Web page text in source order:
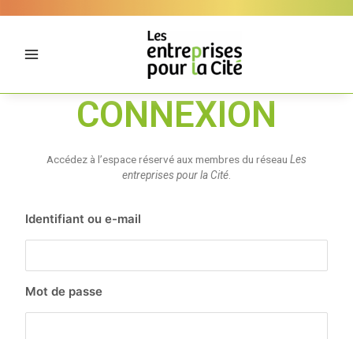
CONNEXION
Accédez à l’espace réservé aux membres du réseau Les
entreprises pour la Cité.
Identifiant ou e-mail
Mot de passe